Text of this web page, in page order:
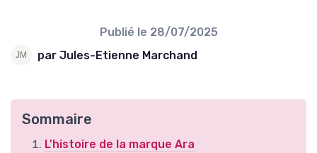
Publié le 28/07/2025
par Jules-Etienne Marchand
Sommaire
L'histoire de la marque Ara